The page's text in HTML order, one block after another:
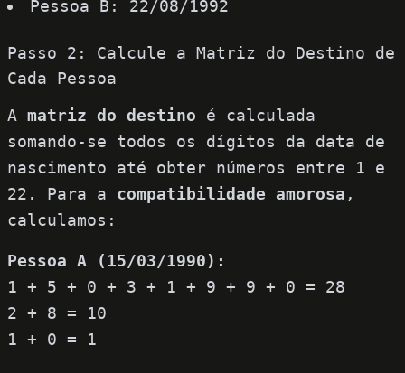
Pessoa B: 22/08/1992
Passo 2: Calcule a Matriz do Destino de
Cada Pessoa
A matriz do destino é calculada
somando-se todos os dígitos da data de
nascimento até obter números entre 1 e
22. Para a compatibilidade amorosa ,
calculamos:
Pessoa A (15/03/1990):
1 + 5 + 0 + 3 + 1 + 9 + 9 + 0 = 28
2 + 8 = 10
1 + 0 = 1